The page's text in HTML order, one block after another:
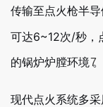
传输至点火枪半
可达6~12次/秒
的锅炉炉膛环境7
。
现代点火系统多